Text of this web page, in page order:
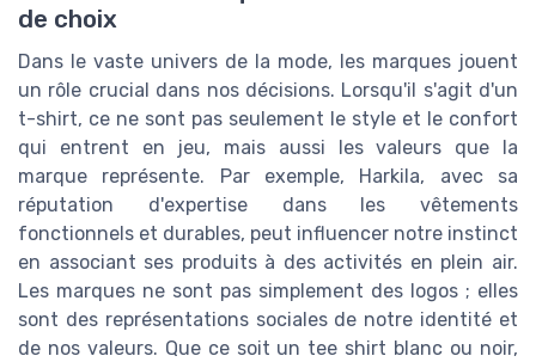
de choix
Dans le vaste univers de la mode, les marques jouent
un rôle crucial dans nos décisions. Lorsqu'il s'agit d'un
t-shirt, ce ne sont pas seulement le style et le confort
qui entrent en jeu, mais aussi les valeurs que la
marque représente. Par exemple, Harkila, avec sa
réputation d'expertise dans les vêtements
fonctionnels et durables, peut influencer notre instinct
en associant ses produits à des activités en plein air.
Les marques ne sont pas simplement des logos ; elles
sont des représentations sociales de notre identité et
de nos valeurs. Que ce soit un tee shirt blanc ou noir,